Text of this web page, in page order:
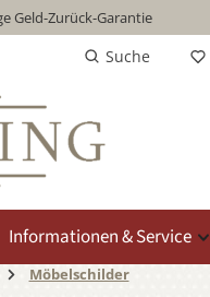
Geld-Zurück-Garantie
Suche
Informationen & Service
Möbelschilder